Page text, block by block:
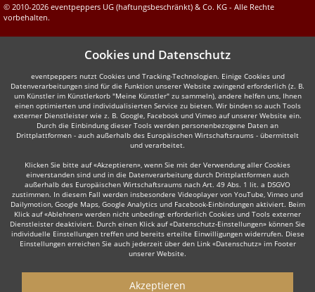
© 2010-2026 eventpeppers UG (haftungsbeschränkt) & Co. KG - Alle Rechte
vorbehalten.
Cookies und Datenschutz
eventpeppers nutzt Cookies und Tracking-Technologien. Einige Cookies und
Datenverarbeitungen sind für die Funktion unserer Website zwingend erforderlich (z. B.
um Künstler im Künstlerkorb "Meine Künstler" zu sammeln), andere helfen uns, Ihnen
einen optimierten und individualisierten Service zu bieten. Wir binden so auch Tools
externer Dienstleister wie z. B. Google, Facebook und Vimeo auf unserer Website ein.
Durch die Einbindung dieser Tools werden personenbezogene Daten an
Drittplattformen - auch außerhalb des Europäischen Wirtschaftsraums - übermittelt
und verarbeitet.
Klicken Sie bitte auf «Akzeptieren», wenn Sie mit der Verwendung aller Cookies
einverstanden sind und in die Datenverarbeitung durch Drittplattformen auch
außerhalb des Europäischen Wirtschaftsraums nach Art. 49 Abs. 1 lit. a DSGVO
zustimmen. In diesem Fall werden insbesondere Videoplayer von YouTube, Vimeo und
Dailymotion, Google Maps, Google Analytics und Facebook-Einbindungen aktiviert. Beim
Klick auf «Ablehnen» werden nicht unbedingt erforderlich Cookies und Tools externer
Dienstleister deaktiviert. Durch einen Klick auf «Datenschutz-Einstellungen» können Sie
individuelle Einstellungen treffen und bereits erteilte Einwilligungen widerrufen. Diese
Einstellungen erreichen Sie auch jederzeit über den Link «Datenschutz» im Footer
unserer Website.
Akzeptieren